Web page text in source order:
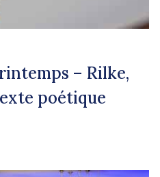
– Rilke,
poétique